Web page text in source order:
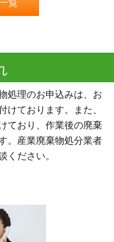
覧
処理のお申込みは、お
けております。また、
ており、作業後の廃棄
。産業廃棄物処分業者
ください。